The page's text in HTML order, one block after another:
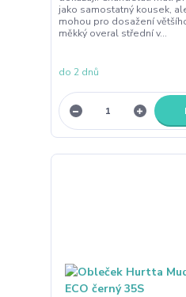
jako samostatný kousek,
mohou pro dosažení
měkký overal střední v...
do 2 dnů